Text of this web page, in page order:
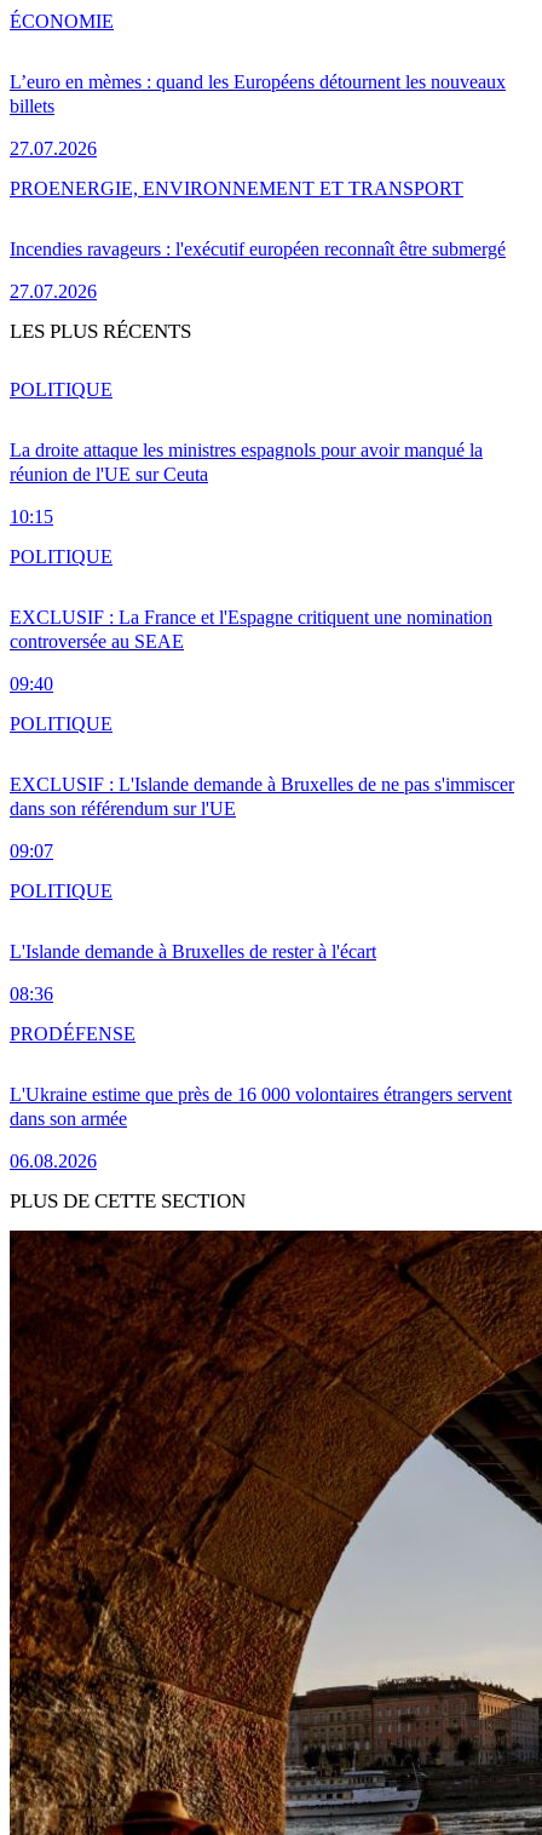
L’euro en mèmes : quand les Européens détournent les nouveaux
billets
27.07.2026
ÉCONOMIE
Incendies ravageurs : l'exécutif européen reconnaît être submergé
27.07.2026
PROENERGIE, ENVIRONNEMENT ET TRANSPORT
LES PLUS RÉCENTS
La droite attaque les ministres espagnols pour avoir manqué la
réunion de l'UE sur Ceuta
10:15
POLITIQUE
EXCLUSIF : La France et l'Espagne critiquent une nomination
controversée au SEAE
09:40
POLITIQUE
EXCLUSIF : L'Islande demande à Bruxelles de ne pas s'immiscer
dans son référendum sur l'UE
09:07
POLITIQUE
L'Islande demande à Bruxelles de rester à l'écart
08:36
POLITIQUE
L'Ukraine estime que près de 16 000 volontaires étrangers servent
dans son armée
06.08.2026
PRODÉFENSE
PLUS DE CETTE SECTION